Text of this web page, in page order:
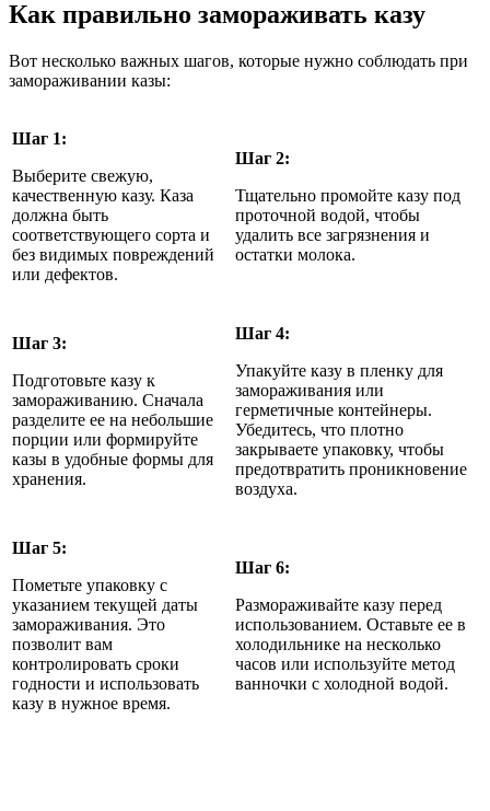
Как правильно замораживать казу
Вот несколько важных шагов, которые нужно соблюдать при
замораживании казы:
Шаг 1:
Выберите свежую,
качественную казу. Каза
должна быть
соответствующего сорта и
без видимых повреждений
или дефектов.
Шаг 2:
Тщательно промойте казу под
проточной водой, чтобы
удалить все загрязнения и
остатки молока.
Шаг 3:
Подготовьте казу к
замораживанию. Сначала
разделите ее на небольшие
порции или формируйте
казы в удобные формы для
хранения.
Шаг 4:
Упакуйте казу в пленку для
замораживания или
герметичные контейнеры.
Убедитесь, что плотно
закрываете упаковку, чтобы
предотвратить проникновение
воздуха.
Шаг 5:
Пометьте упаковку с
указанием текущей даты
замораживания. Это
позволит вам
контролировать сроки
годности и использовать
казу в нужное время.
Шаг 6:
Размораживайте казу перед
использованием. Оставьте ее в
холодильнике на несколько
часов или используйте метод
ванночки с холодной водой.